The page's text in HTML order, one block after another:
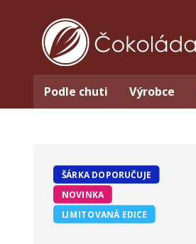
Podle chuti Výrobce
ŠÁRKA DOPORUČUJE
NOVINKA
LIMITOVANÁ EDICE